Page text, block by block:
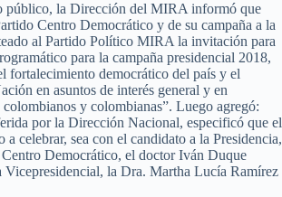
público, la Dirección del MIRA informó que
Centro Democrático y de su campaña a la
al Partido Político MIRA la invitación para
para la campaña presidencial 2018,
fortalecimiento democrático del país y el
en asuntos de interés general y en
y colombianas”. Luego agregó:
por la Dirección Nacional, especificó que el
a celebrar, sea con el candidato a la Presidencia,
Democrático, el doctor Iván Duque
la Dra. Martha Lucía Ramírez